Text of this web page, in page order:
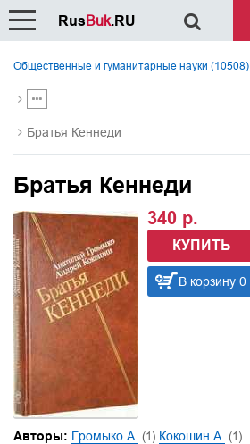
Общественные и гуманитарные науки (10508)
Братья Кеннеди
Братья Кеннеди
340 р.
КУПИТЬ
В корзину 0
Авторы: Громыко А. (1) Кокошин А. (1)
RusBuk.RU